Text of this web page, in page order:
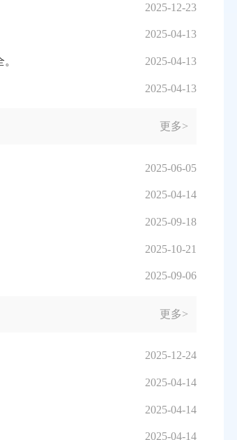
2025-12-23
2025-04-13
2025-04-13
2025-04-13
更多>
2025-06-05
2025-04-14
2025-09-18
2025-10-21
2025-09-06
更多>
2025-12-24
2025-04-14
2025-04-14
2025-04-14